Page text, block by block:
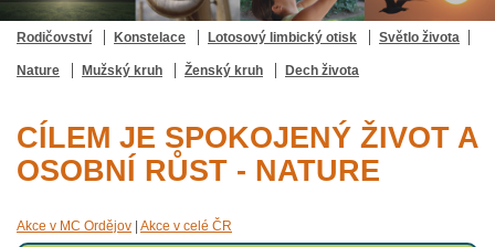
Rodičovství Konstelace Lotosový limbický otisk Světlo života
Nature Mužský kruh Ženský kruh Dech života
CÍLEM JE SPOKOJENÝ ŽIVOT A
OSOBNÍ RŮST - NATURE
Akce v MC Ordějov Akce v celé ČR